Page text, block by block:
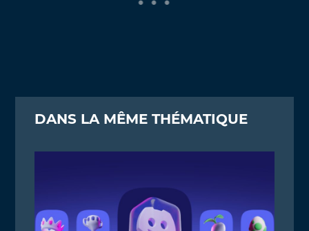
DANS LA MÊME THÉMATIQUE